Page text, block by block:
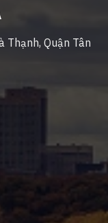
Thạnh, Quận Tân